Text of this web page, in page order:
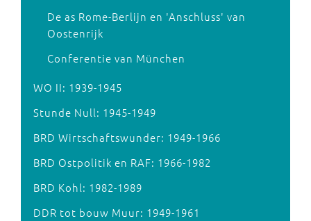
De as Rome-Berlijn en 'Anschluss' van
Oostenrijk
Conferentie van München
WO II: 1939-1945
Stunde Null: 1945-1949
BRD Wirtschaftswunder: 1949-1966
BRD Ostpolitik en RAF: 1966-1982
BRD Kohl: 1982-1989
DDR tot bouw Muur: 1949-1961